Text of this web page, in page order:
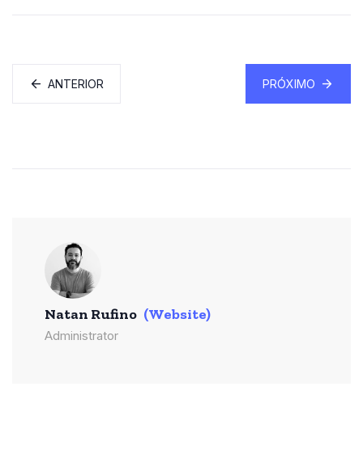
ANTERIOR PRÓXIMO
Natan Rufino (Website)
Administrator